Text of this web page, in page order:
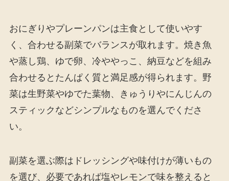
おにぎりやプレーンパンは主食として使いやす
く、合わせる副菜でバランスが取れます。焼き魚
や蒸し鶏、ゆで卵、冷ややっこ、納豆などを組み
合わせるとたんぱく質と満足感が得られます。野
菜は生野菜やゆでた葉物、きゅうりやにんじんの
スティックなどシンプルなものを選んでくださ
い。
副菜を選ぶ際はドレッシングや味付けが薄いもの
を選び、必要であれば塩やレモンで味を整えると